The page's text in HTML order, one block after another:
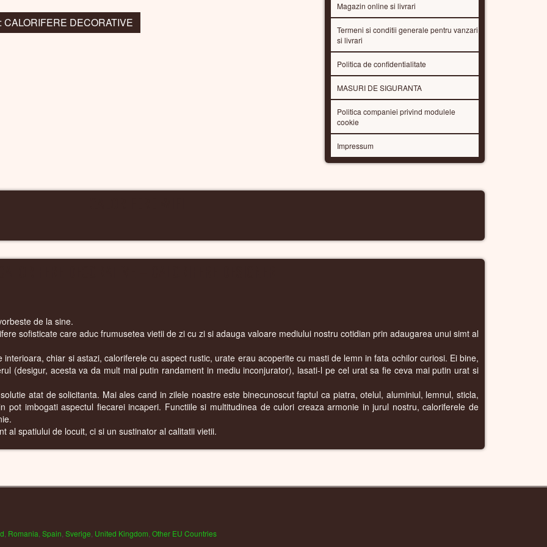
CALORIFERE DECORATIVE
Magazin online si livrari
Termeni si conditii generale pentru vanzari
si livrari
Politica de confidentialitate
MASURI DE SIGURANTA
Politica companiei privind modulele
cookie
Impressum
de la sine.
sofisticate care aduc frumusetea vietii de zi cu zi si adauga valoare mediului nostru cotidian prin adaugarea unui simt al
chiar si astazi, caloriferele cu aspect rustic, urate erau acoperite cu masti de lemn in fata ochilor curiosi. Ei bine,
(desigur, acesta va da mult mai putin randament in mediu inconjurator), lasati-l pe cel urat sa fie ceva mai putin urat si
atat de solicitanta. Mai ales cand in zilele noastre este binecunoscut faptul ca piatra, otelul, aluminiul, lemnul, sticla,
pot imbogati aspectul fiecarei incaperi. Functiile si multitudinea de culori creaza armonie in jurul nostru, caloriferele de
al spatiului de locuit, ci si un sustinator al calitatii vietii.
Romania Spain Sverige United Kingdom Other EU Countries